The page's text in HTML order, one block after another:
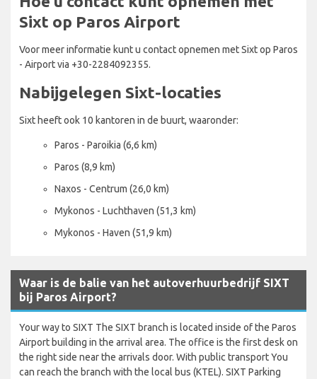
Sixt op Paros Airport
Voor meer informatie kunt u contact opnemen met Sixt op Paros
- Airport via +30-2284092355.
Nabijgelegen Sixt-locaties
Sixt heeft ook 10 kantoren in de buurt, waaronder:
Paros - Paroikia (6,6 km)
Paros (8,9 km)
Naxos - Centrum (26,0 km)
Mykonos - Luchthaven (51,3 km)
Mykonos - Haven (51,9 km)
Waar is de balie van het autoverhuurbedrijf SIXT
bij Paros Airport?
Your way to SIXT The SIXT branch is located inside of the Paros
Airport building in the arrival area. The office is the first desk on
the right side near the arrivals door. With public transport You
can reach the branch with the local bus (KTEL). SIXT Parking